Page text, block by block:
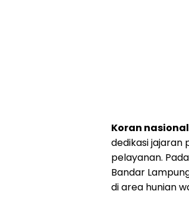
Koran
dedikasi jajaran
pelayanan.
Bandar
di area hunian